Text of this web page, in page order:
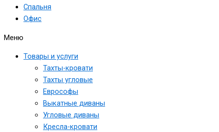
Спальня
Офис
Меню
Товары и услуги
Тахты-кровати
Тахты угловые
Еврософы
Выкатные диваны
Угловые диваны
Кресла-кровати